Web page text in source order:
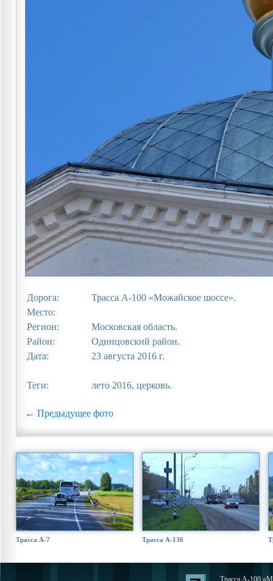
Дорога:
Трасса А-100 «Можайское шоссе».
Место:
Регион:
Московская область.
Район:
Одинцовский район.
Дата:
23 августа 2016 г.
Теги: лето 2016, церковь.
← Предыдущее фото
Трасса А-7 Трасса А-136
Трасса А-100